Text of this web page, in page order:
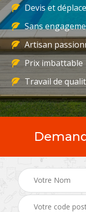
Devis et
Sans
Artisan
Prix imbattable
Travail de